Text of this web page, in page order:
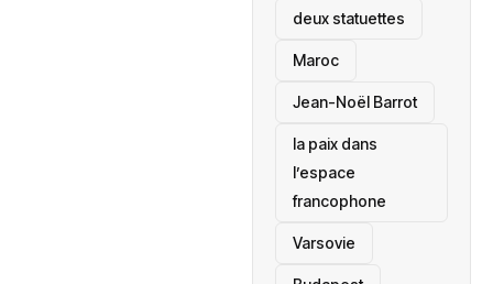
deux statuettes
Maroc
Jean-Noël Barrot
la paix dans
l’espace
francophone
‎Varsovie